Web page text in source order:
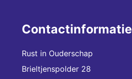
Contactinformatie
Rust in Ouderschap
Brieltjenspolder 28